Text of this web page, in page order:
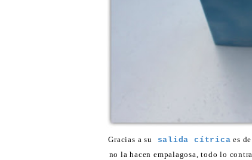
Gracias a su salida cítrica es
no la hacen empalagosa, todo lo